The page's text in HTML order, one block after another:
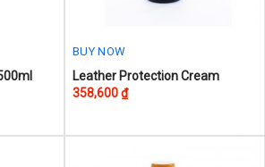
BUY NOW
This
product
multiple
Leather Protection Cream
358,600₫